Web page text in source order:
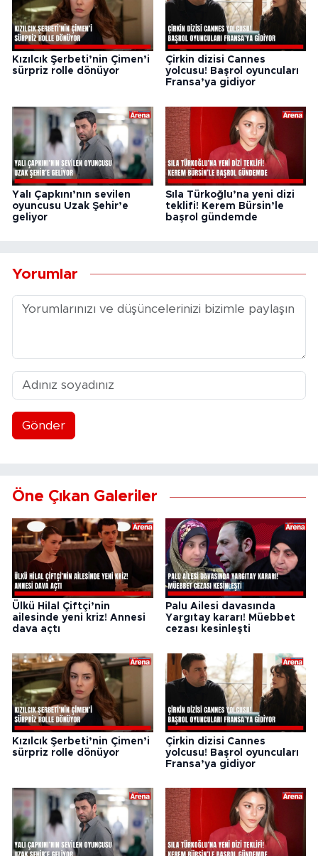
Kızılcık Şerbeti’nin Çimen’i
sürpriz rolle dönüyor
Çirkin dizisi Cannes
yolcusu! Başrol oyuncuları
Fransa’ya gidiyor
Yalı Çapkını’nın sevilen
oyuncusu Uzak Şehir’e
geliyor
Sıla Türkoğlu’na yeni dizi
teklifi! Kerem Bürsin’le
başrol gündemde
Yorumlar
Gönder
Öne Çıkan Galeriler
Ülkü Hilal Çiftçi’nin
ailesinde yeni kriz! Annesi
dava açtı
Palu Ailesi davasında
Yargıtay kararı! Müebbet
cezası kesinleşti
Kızılcık Şerbeti’nin Çimen’i
sürpriz rolle dönüyor
Çirkin dizisi Cannes
yolcusu! Başrol oyuncuları
Fransa’ya gidiyor